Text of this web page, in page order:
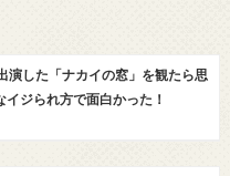
演した「ナカイの窓」を観たら思
イジられ方で面白かった！